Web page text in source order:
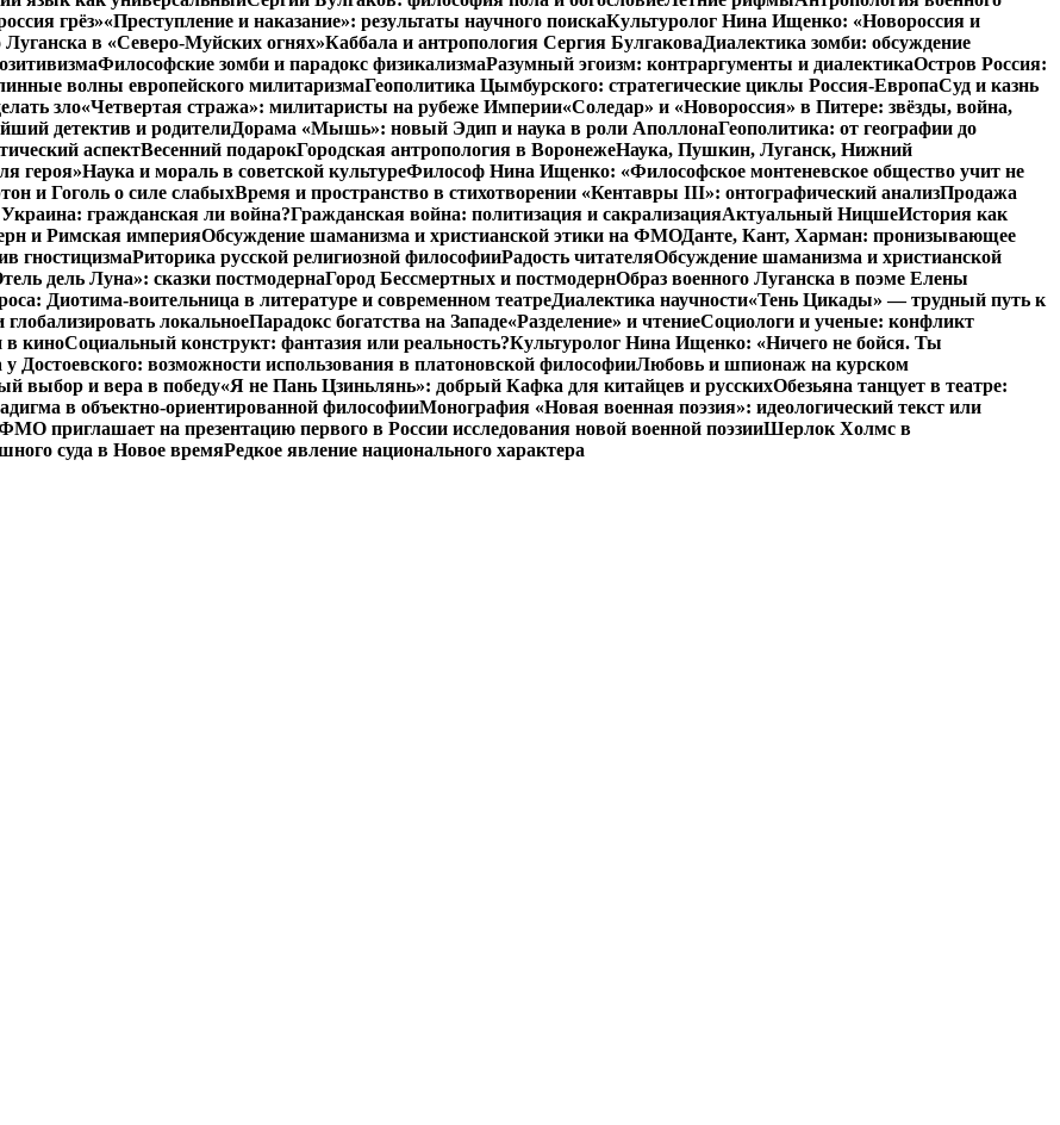
грёз»«Преступление и наказание»: результаты научного поискаКультуролог Нина Ищенко: «Новороссия и
Луганска в «Северо-Муйских огнях»Каббала и антропология Сергия БулгаковаДиалектика зомби: обсуждение
Философские зомби и парадокс физикализмаРазумный эгоизм: контраргументы и диалектикаОстров Россия:
волны европейского милитаризмаГеополитика Цымбурского: стратегические циклы Россия-ЕвропаСуд и казнь
зло«Четвертая стража»: милитаристы на рубеже Империи«Соледар» и «Новороссия» в Питере: звёзды, война,
детектив и родителиДорама «Мышь»: новый Эдип и наука в роли АполлонаГеополитика: от географии до
аспектВесенний подарокГородская антропология в ВоронежеНаука, Пушкин, Луганск, Нижний
героя»Наука и мораль в советской культуреФилософ Нина Ищенко: «Философское монтеневское общество учит не
и Гоголь о силе слабыхВремя и пространство в стихотворении «Кентавры III»: онтографический анализПродажа
Украина: гражданская ли война?Гражданская война: политизация и сакрализацияАктуальный НицшеИстория как
и Римская империяОбсуждение шаманизма и христианской этики на ФМОДанте, Кант, Харман: пронизывающее
гностицизмаРиторика русской религиозной философииРадость читателяОбсуждение шаманизма и христианской
дель Луна»: сказки постмодернаГород Бессмертных и постмодернОбраз военного Луганска в поэме Елены
Диотима-воительница в литературе и современном театреДиалектика научности«Тень Цикады» — трудный путь к
локальноеПарадокс богатства на Западе«Разделение» и чтениеСоциологи и ученые: конфликт
в киноСоциальный конструкт: фантазия или реальность?Культуролог Нина Ищенко: «Ничего не бойся. Ты
Достоевского: возможности использования в платоновской философииЛюбовь и шпионаж на курском
выбор и вера в победу«Я не Пань Цзиньлянь»: добрый Кафка для китайцев и русскихОбезьяна танцует в театре:
в объектно-ориентированной философииМонография «Новая военная поэзия»: идеологический текст или
приглашает на презентацию первого в России исследования новой военной поэзииШерлок Холмс в
суда в Новое времяРедкое явление национального характера